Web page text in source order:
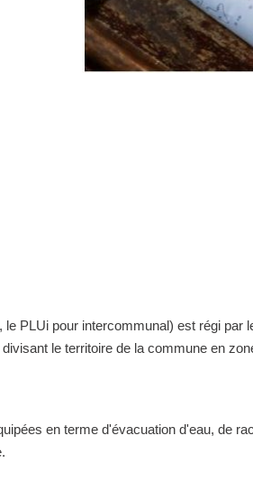
PLUi pour intercommunal) est régi par
le territoire de la commune en
en terme d'évacuation d'eau, de